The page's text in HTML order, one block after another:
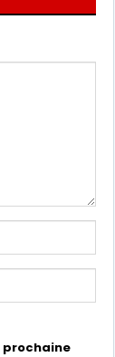
prochaine